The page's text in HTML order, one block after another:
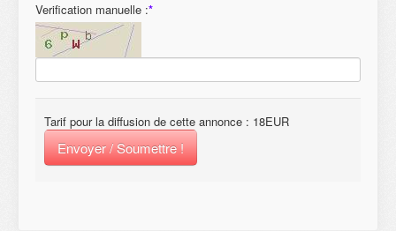
Verification manuelle :*
Tarif pour la diffusion de cette annonce : 18EUR
Envoyer / Soumettre !